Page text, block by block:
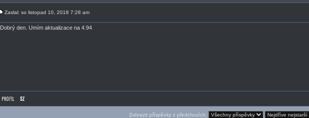
Zaslal: so listopad 10, 2018 7:28 am
Dobrý den. Umím aktualizace na 4.94
Zobrazit příspěvky z předchozích: